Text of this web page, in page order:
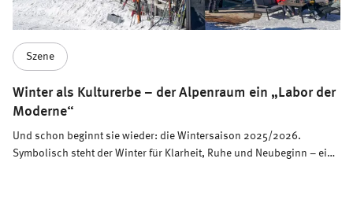
Szene
Winter als Kulturerbe – der Alpenraum ein „Labor der
Moderne“
Und schon beginnt sie wieder: die Wintersaison 2025/2026.
Symbolisch steht der Winter für Klarheit, Ruhe und Neubeginn – eine